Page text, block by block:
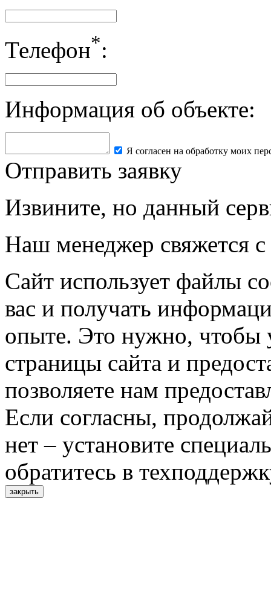
Телефон*:
Информация об объекте:
Я согласен на обработку моих
Отправить заявку
Извините, но данный
Наш менеджер свяжется
Сайт использует файлы
вас и получать
опыте. Это нужно, чтобы
страницы сайта и
позволяете нам
Если согласны,
нет – установите
обратитесь в
закрыть